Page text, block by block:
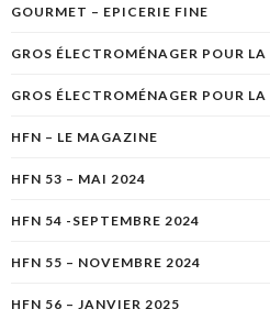
GOURMET – EPICERIE FINE
GROS ÉLECTROMÉNAGER POUR
GROS ÉLECTROMÉNAGER POUR
HFN – LE MAGAZINE
HFN 53 – MAI 2024
HFN 54 -SEPTEMBRE 2024
HFN 55 – NOVEMBRE 2024
HFN 56 – JANVIER 2025